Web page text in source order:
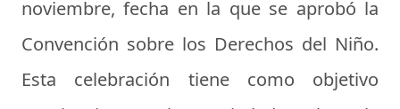
noviembre, fecha en la que se aprobó la
Convención sobre los Derechos del Niño.
Esta celebración tiene como objetivo